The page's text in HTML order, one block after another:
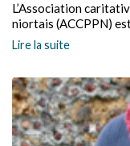
L’Association
niortais (ACCPPN)
du Pays niortais
les Familles
Lire la suite